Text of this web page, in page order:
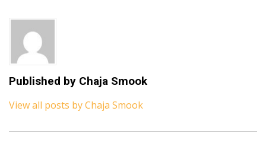
Published by Chaja Smook
View all posts by Chaja Smook